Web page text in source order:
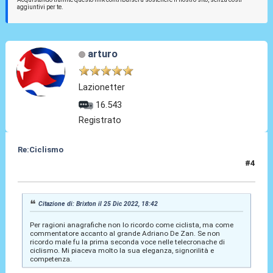
aggiuntivi per te.
arturo
Lazionetter
16.543
Registrato
Re:Ciclismo
#4
Citazione di: Brixton il 25 Dic 2022, 18:42
Per ragioni anagrafiche non lo ricordo come ciclista, ma come
commentatore accanto al grande Adriano De Zan. Se non
ricordo male fu la prima seconda voce nelle telecronache di
ciclismo. Mi piaceva molto la sua eleganza, signorilità e
competenza.